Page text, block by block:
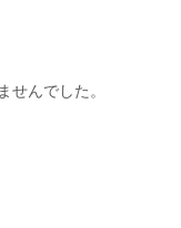
せんでした。